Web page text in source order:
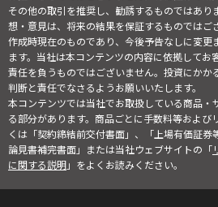
その他の取引を推奨し、勧誘するものではあり
想・意見は、将来の結果を保証するものではご
作成時現在のものであり、今後予告なしに変更
ます。当社は本コンテンツの内容に依拠してお
責任を負うものではございません。投資にかか
判断と責任でなさるようお願いいたします。
本コンテンツでは当社でお取扱している商品・
る部分があります。商品ごとに手数料等および
くは「契約締結前交付書面」、「上場有価証券
論見書補完書面」または当社ウェブサイトの「
に関する説明」をよくお読みください。